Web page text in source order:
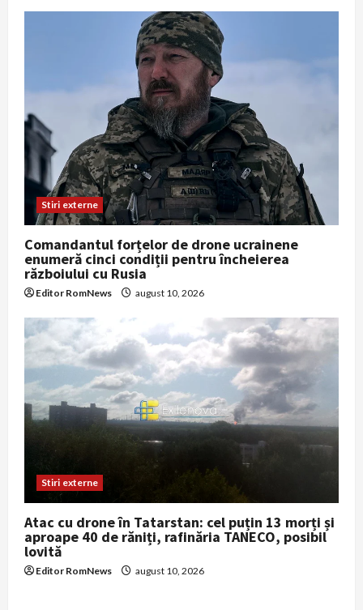
Stiri externe
Comandantul forțelor de drone ucrainene
enumeră cinci condiții pentru încheierea
războiului cu Rusia
Editor RomNews august 10, 2026
Stiri externe
Atac cu drone în Tatarstan: cel puțin 13 morți și
aproape 40 de răniți, rafinăria TANECO, posibil
lovită
Editor RomNews august 10, 2026